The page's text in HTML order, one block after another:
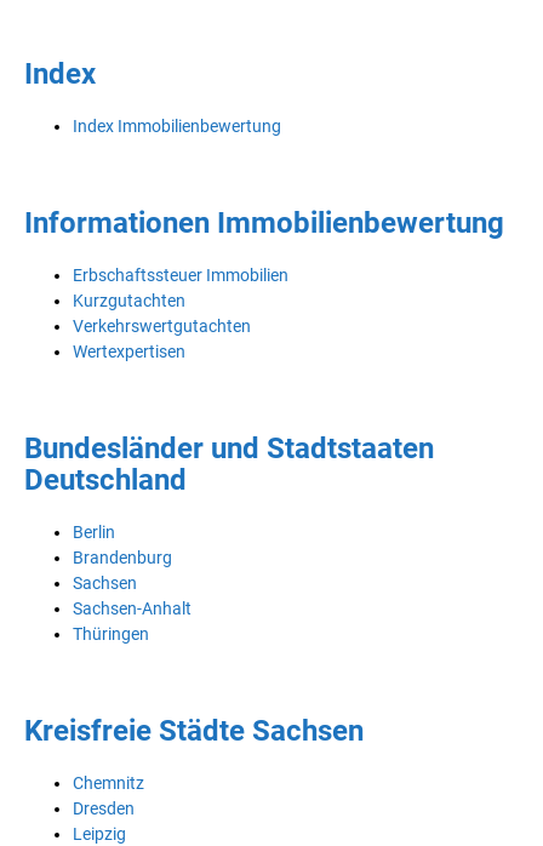
Index
Index Immobilienbewertung
Informationen Immobilienbewertung
Erbschaftssteuer Immobilien
Kurzgutachten
Verkehrswertgutachten
Wertexpertisen
Bundesländer und Stadtstaaten
Deutschland
Berlin
Brandenburg
Sachsen
Sachsen-Anhalt
Thüringen
Kreisfreie Städte Sachsen
Chemnitz
Dresden
Leipzig